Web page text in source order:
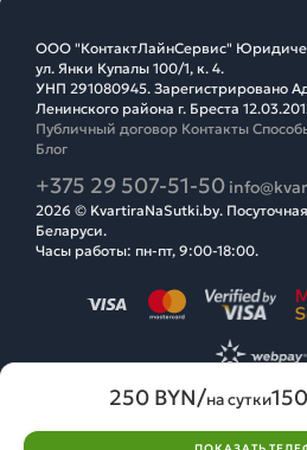
250 BYN/на сутки
ООО "КонтактЛайнСервис"
ул. Янки Купалы 100/1, к. 4.
УНП 291080945. Зарегистрировано
Ленинского района г. Бреста
Публичный договор Контакты
Блог
+375 29 507-51-50
2026 © KvartiraNaSutki.by.
Беларуси.
Часы работы: пн-пт, 9:00-18:00.